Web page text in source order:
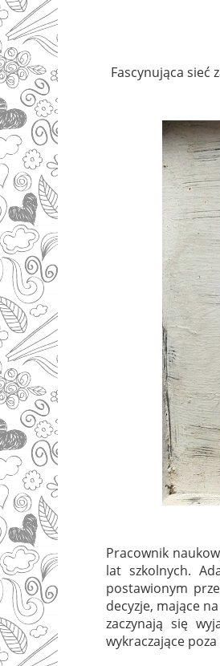
Fascynująca sieć
Pracownik
lat szkolnych.
postawionym
decyzje, mające
zaczynają się
wykraczające